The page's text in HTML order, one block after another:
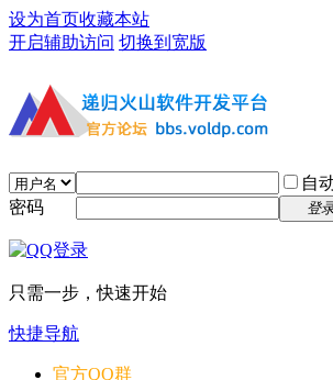
设为首页收藏本站
开启辅助访问 切换到宽版
自
密码
登
只需一步，快速开始
快捷导航
官方QQ群